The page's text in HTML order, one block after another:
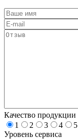
Качество продукции
1
2 3 4
5
Уровень сервиса